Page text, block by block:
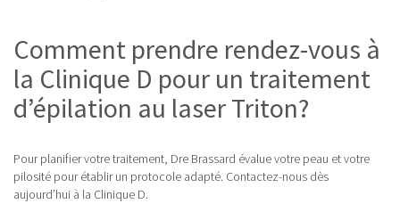
Comment prendre rendez-vous à
la Clinique D pour un traitement
d’épilation au laser Triton?
Pour planifier votre traitement, Dre Brassard évalue votre peau et votre
pilosité pour établir un protocole adapté. Contactez-nous dès
aujourd’hui à la Clinique D.